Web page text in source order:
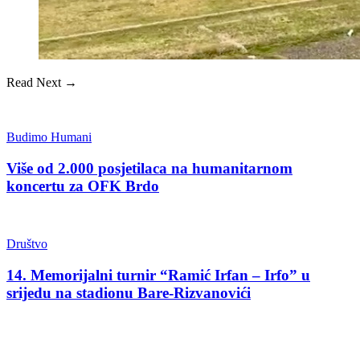
Read Next →
Budimo Humani
Više od 2.000 posjetilaca na humanitarnom
koncertu za OFK Brdo
Društvo
14. Memorijalni turnir “Ramić Irfan – Irfo” u
srijedu na stadionu Bare-Rizvanovići